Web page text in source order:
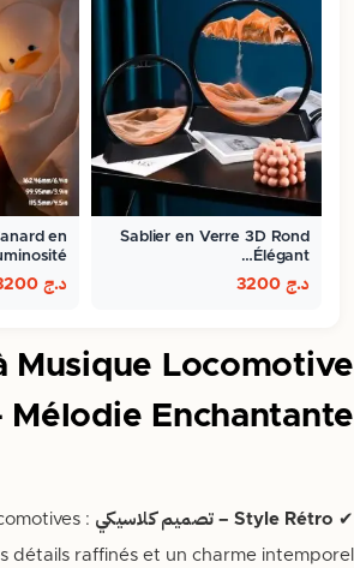
Sablier en Verre 3D Rond
Élégant…
د.ج
en
د.ج
Musique Locomotive
Mélodie Enchantante
✔ Style Rétro – تصميم كلاسيكي
détails raffinés et un charme intemporel.